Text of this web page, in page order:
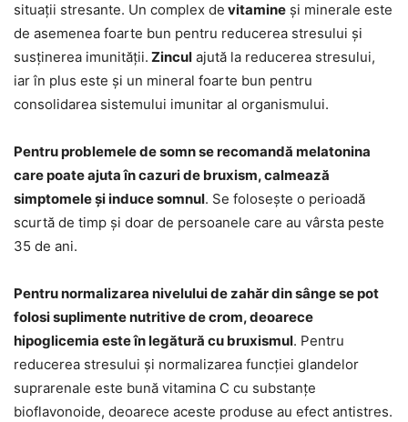
situații stresante. Un complex de vitamine și minerale este
de asemenea foarte bun pentru reducerea stresului și
susținerea imunității. Zincul ajută la reducerea stresului,
iar în plus este și un mineral foarte bun pentru
consolidarea sistemului imunitar al organismului.
Pentru problemele de somn se recomandă melatonina
care poate ajuta în cazuri de bruxism, calmează
simptomele și induce somnul. Se folosește o perioadă
scurtă de timp și doar de persoanele care au vârsta peste
35 de ani.
Pentru normalizarea nivelului de zahăr din sânge se pot
folosi suplimente nutritive de crom, deoarece
hipoglicemia este în legătură cu bruxismul. Pentru
reducerea stresului și normalizarea funcției glandelor
suprarenale este bună vitamina C cu substanțe
bioflavonoide, deoarece aceste produse au efect antistres.